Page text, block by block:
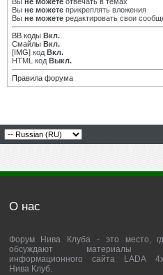
Вы не можете прикреплять вложения
Вы не можете редактировать свои
BB коды Вкл.
Смайлы Вкл.
[IMG] код Вкл.
HTML код Выкл.
Правила форума
О нас
Форум Нива Клуба - это место,
обсуждают материалы
информационного сайта LADA
Нива Клуб.